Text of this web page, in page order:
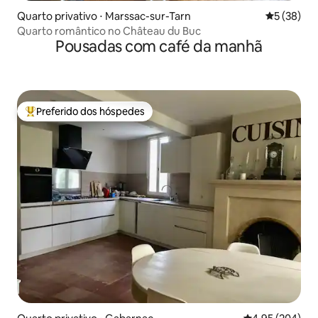
Quarto privativo ⋅ Marssac-sur-Tarn 5 de uma
5 (38)
Quarto romântico no Château du Buc
Pousadas com café da manhã
Entre os melhores preferidos dos hóspedes
Preferido dos hóspedes